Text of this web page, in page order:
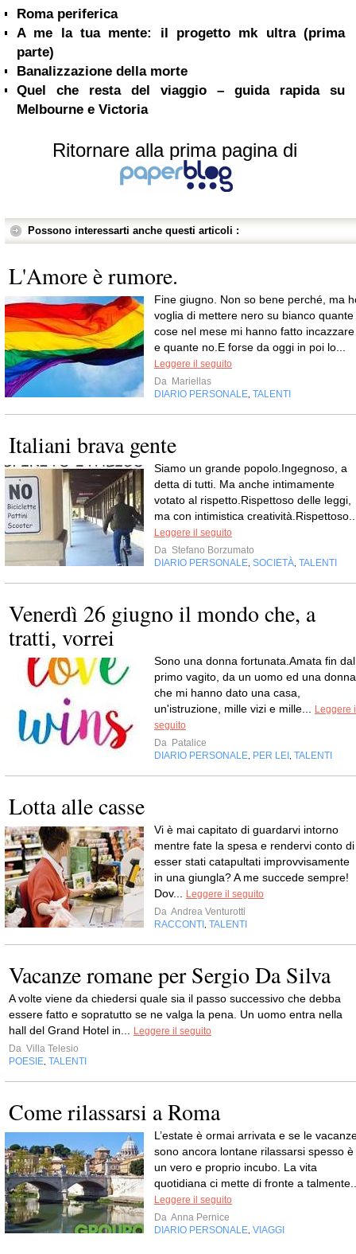
Roma periferica
A me la tua mente: il progetto mk ultra (prima
parte)
Banalizzazione della morte
Quel che resta del viaggio – guida rapida su
Melbourne e Victoria
Ritornare alla prima pagina di
Possono interessarti anche questi articoli :
L'Amore è rumore.
Fine giugno. Non so bene perché, ma
voglia di mettere nero su bianco quante
cose nel mese mi hanno fatto incazzare
e quante no.E forse da oggi in poi lo...
Leggere il seguito
Da Mariellas
DIARIO PERSONALE TALENTI
Italiani brava gente
Siamo un grande popolo.Ingegnoso, a
detta di tutti. Ma anche intimamente
votato al rispetto.Rispettoso delle leggi,
ma con intimistica
Leggere il seguito
Da Stefano Borzumato
DIARIO PERSONALE SOCIETÀ TALENTI
Venerdì 26 giugno il mondo che, a
tratti, vorrei
Sono una donna fortunata.Amata fin dal
primo vagito, da un uomo ed una
che mi hanno dato una casa,
un'istruzione, mille vizi e mille...
Leggere
seguito
Da Patalice
DIARIO PERSONALE PER LEI TALENTI
Lotta alle casse
Vi è mai capitato di guardarvi intorno
mentre fate la spesa e rendervi conto di
esser stati catapultati improvvisamente
in una giungla? A me succede sempre!
Dov...
Leggere il seguito
Da Andrea Venturotti
RACCONTI
TALENTI
Vacanze romane per Sergio Da Silva
A volte viene da chiedersi quale sia il passo successivo che debba
essere fatto e sopratutto se ne valga la pena. Un uomo entra nella
hall del Grand Hotel in...
Leggere il seguito
Da Villa Telesio
POESIE TALENTI
Come rilassarsi a Roma
L’estate è ormai arrivata e se le
sono ancora lontane rilassarsi spesso è
un vero e proprio incubo. La vita
quotidiana ci mette di fronte a
Leggere il seguito
Da Anna Pernice
DIARIO PERSONALE VIAGGI